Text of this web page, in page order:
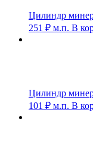
Цилиндр
251 ₽ м.п. В
Цилиндр
101 ₽ м.п. В